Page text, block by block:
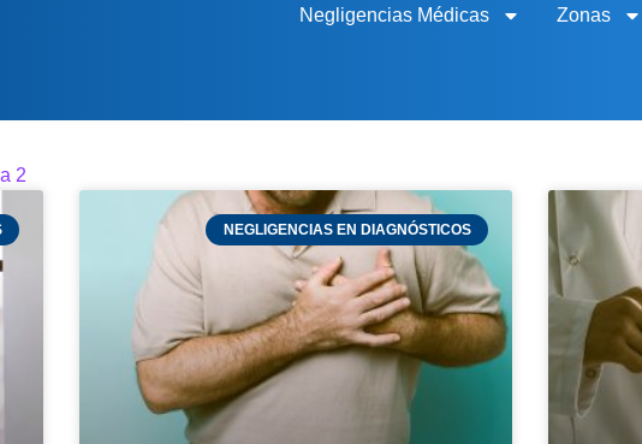
Negligencias Médicas Zonas
2
NEGLIGENCIAS EN DIAGNÓSTICOS